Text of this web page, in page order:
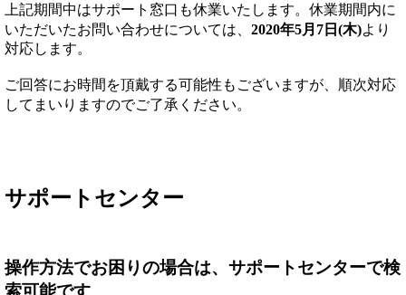
上記期間中はサポート窓口も休業いたします。 休業期間内に
いただいたお問い合わせについては、 2020年5月7日(木)より
対応します。
ご回答にお時間を頂戴する可能性もございますが、順次対応
してまいりますのでご了承ください。
サポートセンター
操作方法でお困りの場合は、サポートセンターで検